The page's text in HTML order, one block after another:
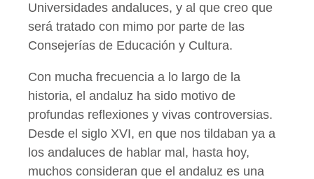
Universidades andaluces, y al que creo que
será tratado con mimo por parte de las
Consejerías de Educación y Cultura.
Con mucha frecuencia a lo largo de la
historia, el andaluz ha sido motivo de
profundas reflexiones y vivas controversias.
Desde el siglo XVI, en que nos tildaban ya a
los andaluces de hablar mal, hasta hoy,
muchos consideran que el andaluz es una